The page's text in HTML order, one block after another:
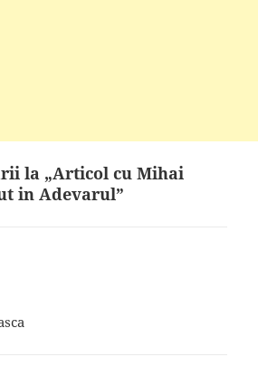
la „Articol cu Mihai
in Adevarul”